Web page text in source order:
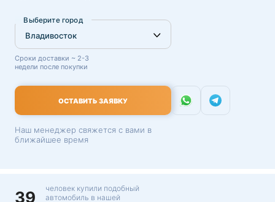
Выберите город
Сроки доставки ~ 2-3
недели после покупки
ОСТАВИТЬ ЗАЯВКУ
Наш менеджер свяжется с вами в
ближайшее время
39
человек купили подобный
автомобиль в нашей